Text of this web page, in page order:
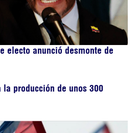
electo anunció desmonte de
la producción de unos 300